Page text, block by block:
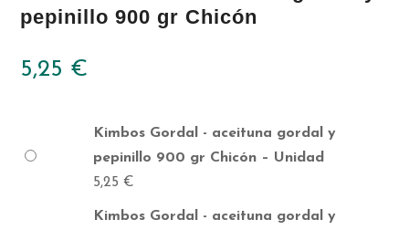
pepinillo 900 gr Chicón
5,25 €
Kimbos Gordal - aceituna gordal y
pepinillo 900 gr Chicón – Unidad
5,25€
Kimbos Gordal - aceituna gordal y